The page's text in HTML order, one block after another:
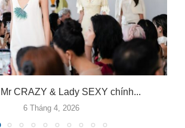
CRAZY & Lady SEXY chính...
6 Tháng 4, 2026